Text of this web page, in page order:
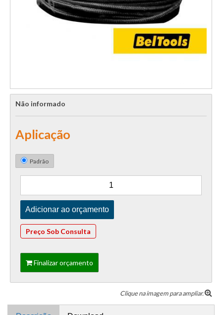
Não informado
Aplicação
Padrão
Preço Sob Consulta
Finalizar orçamento
Clique na imagem para ampliar.